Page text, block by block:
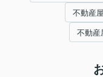
不動産
不動産